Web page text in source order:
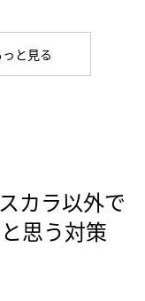
と見る
カラ以外で
思う対策